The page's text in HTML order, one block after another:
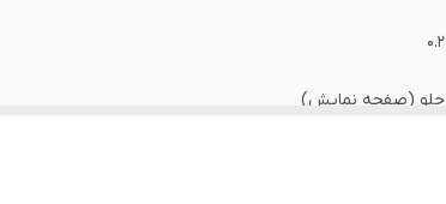
0.2
جلو (صفحه نمایش)